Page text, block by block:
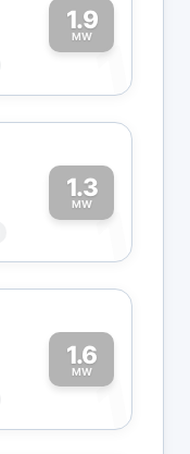
1.9
MW1
1.3
MW1
1.6
MW1